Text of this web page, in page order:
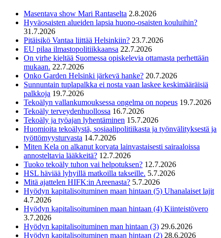
Masentava show Mari Rantaselta 2.8.2026
Hyväosaisten alueiden lapsia huono-osaisten kouluihin?
31.7.2026
Pitäisikö Vantaa liittää Helsinkiin? 23.7.2026
EU pilaa ilmastopolitiikkaansa 22.7.2026
On virhe kieltää Suomessa opiskelevia ottamasta perhettään
mukaan. 22.7.2026
Onko Garden Helsinki järkevä hanke? 20.7.2026
Sunnuntain tuplapalkka ei nosta vaan laskee keskimääräisiä
palkkoja 19.7.2026
Tekoälyn vallankumouksessa ongelma on nopeus 19.7.2026
Tekoäly terveydenhuollossa 16.7.2026
Tekoäly ja työajan lyhentäminen 15.7.2026
Huomioita tekoälystä, sosiaalipolitiikasta ja työnvälityksestä ja
työttömyysturvasta 14.7.2026
Miten Kela on alkanut korvata lainvastaisesti sairaaloissa
annosteltavia lääkkeitä? 12.7.2026
Tuoko tekoäly tuhon vai helpotuksen? 12.7.2026
HSL häviää lyhyillä matkoilla takseille. 5.7.2026
Mitä ajattelen HIFK:in Areenasta? 5.7.2026
Hyödyn kapitalisoituminen maan hintaan (5) Uhanalaiset lajit
4.7.2026
Hyödyn kapitalisoituminen maan hintaan (4) Kiinteistövero
3.7.2026
Hyödyn kapitalisoituminen man hintaan (3) 29.6.2026
Hyödyn kapitalisoituminen maan hintaan (2) 28.6.2026